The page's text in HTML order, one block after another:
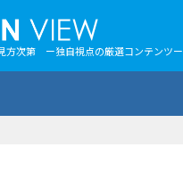
方次第 ー独自視点の厳選コンテンツー